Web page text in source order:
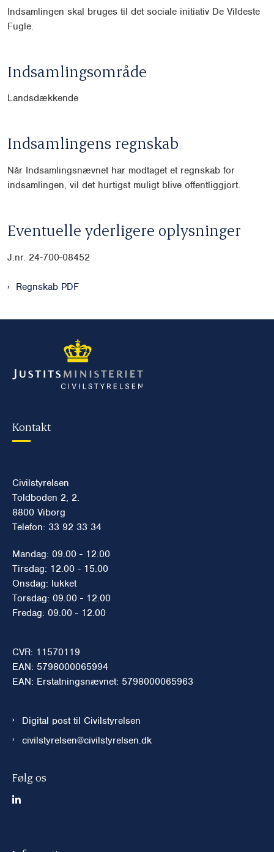
Indsamlingen skal bruges til det sociale initiativ De Vildeste
Fugle.
Indsamlingsområde
Landsdækkende
Indsamlingens regnskab
Når Indsamlingsnævnet har modtaget et regnskab for
indsamlingen, vil det hurtigst muligt blive offentliggjort.
Eventuelle yderligere oplysninger
J.nr. 24-700-08452
Regnskab PDF
Kontakt
Civilstyrelsen
Toldboden 2, 2.
8800 Viborg
Telefon: 33 92 33 34
Mandag: 09.00 - 12.00
Tirsdag: 12.00 - 15.00
Onsdag: lukket
Torsdag: 09.00 - 12.00
Fredag: 09.00 - 12.00
CVR: 11570119
EAN: 5798000065994
EAN: Erstatningsnævnet: 5798000065963
Digital post til Civilstyrelsen
civilstyrelsen@civilstyrelsen.dk
Følg os